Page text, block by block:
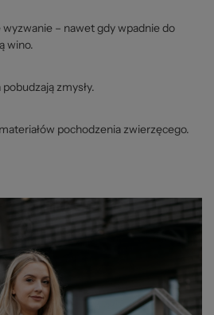
– nawet gdy wpadnie do
wino.
zmysły.
pochodzenia zwierzęcego.